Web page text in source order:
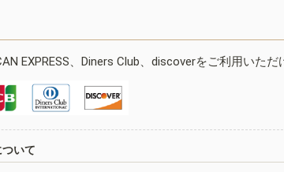
EXPRESS、Diners Club、discoverをご利用いただ
いて